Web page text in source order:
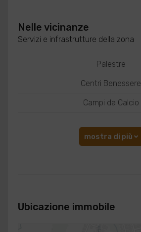
Nelle vicinanze
Servizi e infrastrutture della zona
Palestre
Centri Benessere
Campi da Calcio
mostra di più
Ubicazione immobile